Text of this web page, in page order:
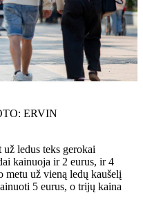
ERVIN
ledus teks gerokai
kainuoja ir 2 eurus, ir 4
metu už vieną ledų kaušelį
5 eurus, o trijų kaina